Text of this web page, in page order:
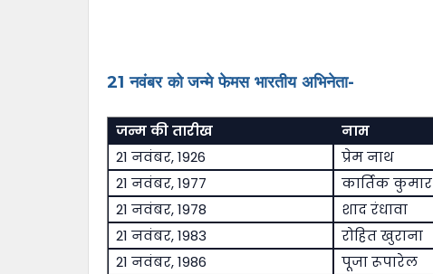
21 नवंबर को जन्मे फेमस भारतीय अभिनेता-
जन्म की तारीख नाम
21 नवंबर, 1926
प्रेम नाथ
21 नवंबर, 1977
कार्तिक कुमार
21 नवंबर, 1978
शाद रंधावा
21 नवंबर, 1983
रोहित खुराना
21 नवंबर, 1986
पूजा रूपारेल